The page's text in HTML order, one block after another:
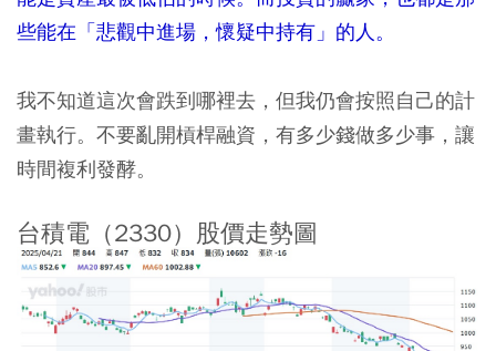
些能在「悲觀中進場，懷疑中持有」的人。
我不知道這次會跌到哪裡去，但我仍會按照自己的計
畫執行。不要亂開槓桿融資，有多少錢做多少事，讓
時間複利發酵。
台積電（2330）股價走勢圖